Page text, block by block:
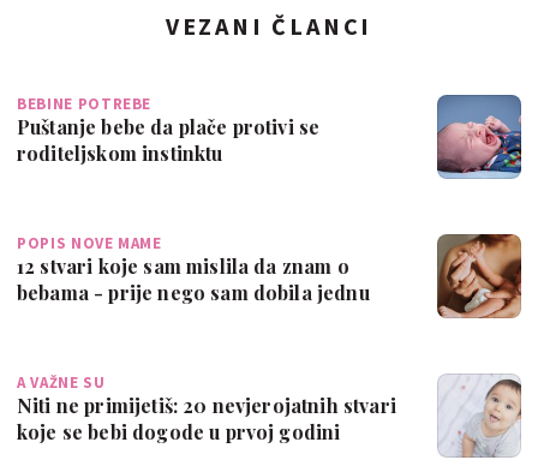
VEZANI ČLANCI
BEBINE POTREBE
Puštanje bebe da plače protivi se
roditeljskom instinktu
POPIS NOVE MAME
12 stvari koje sam mislila da znam o
bebama - prije nego sam dobila jednu
A VAŽNE SU
Niti ne primijetiš: 20 nevjerojatnih stvari
koje se bebi dogode u prvoj godini